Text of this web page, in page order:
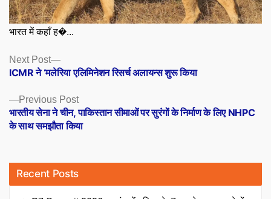
भारत में कहाँ ह�...
Posts
navigation
Previous PostPrevious
post:
भारतीय सेना ने चीन, पाकिस्तान सीमाओं पर सुरंगों के निर्माण के लिए NHPC
के साथ समझौता किया
Next Post
Next
post:
ICMR ने ‘मलेरिया एलिमिनेशन रिसर्च अलायन्स शुरू किया
Recent Posts